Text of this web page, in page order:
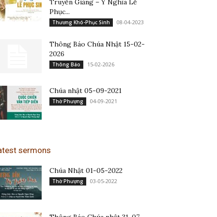
Truyền Giảng – Ý Nghĩa Lễ
Phục...
Thương Khó-Phục Sinh 08-04-2023
Thông Báo Chúa Nhật 15-02-
2026
Thông Báo 15-02-2026
Chúa nhật 05-09-2021
Thờ Phượng 04-09-2021
sermons
Chúa Nhật 01-05-2022
Thờ Phượng 03-05-2022